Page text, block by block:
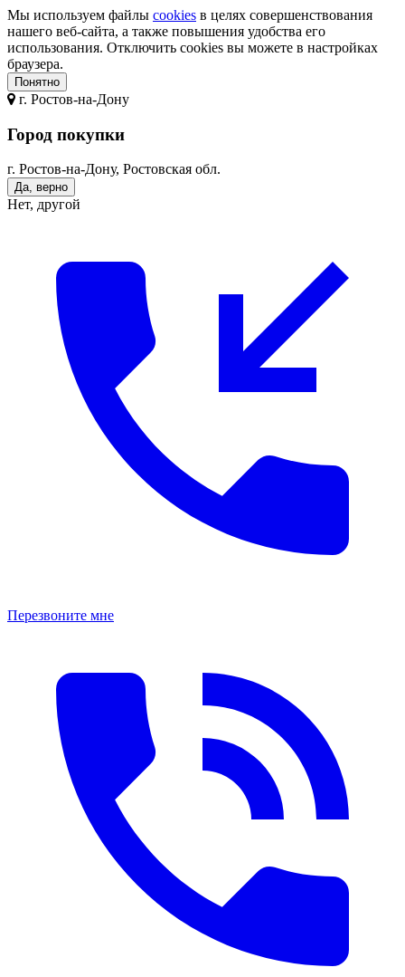
Мы используем файлы cookies в целях совершенствования
нашего веб-сайта, а также повышения удобства его
использования. Отключить cookies вы можете в настройках
браузера.
Понятно
г. Ростов-на-Дону
Город покупки
г. Ростов-на-Дону, Ростовская обл.
Да, верно
Нет, другой
Перезвоните мне